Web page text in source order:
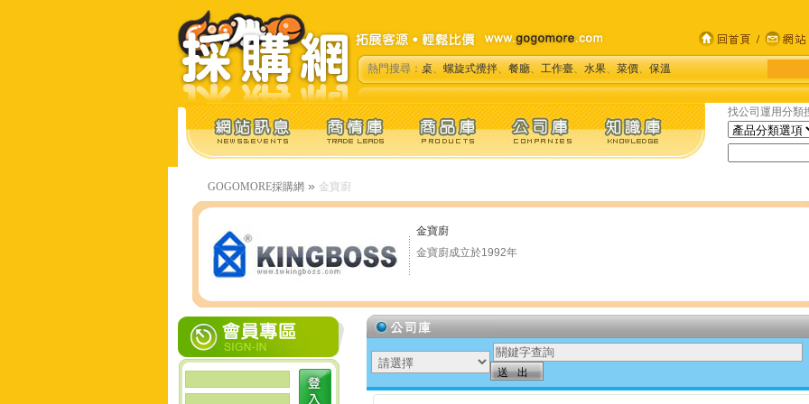
熱門搜尋：桌、螺旋式攪拌、餐廳、工作臺、水果、菜價、保溫
找公司運用分類
GOGOMORE採購網 » 金寶廚
金寶廚
金寶廚成立於1992年